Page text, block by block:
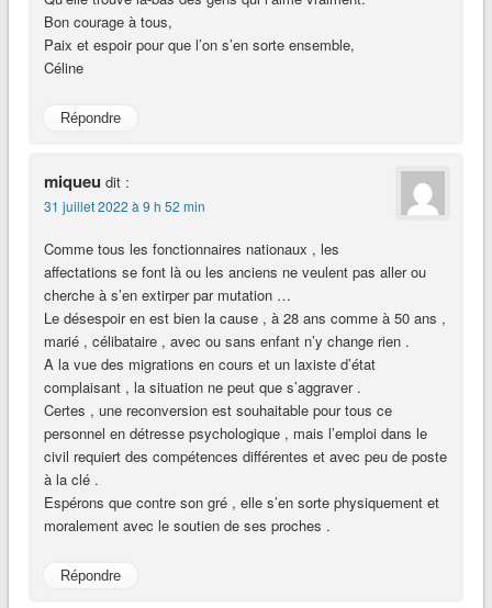
Bon courage à tous,
Paix et espoir pour que l’on s’en sorte ensemble,
Céline
Répondre
miqueu dit :
31 juillet 2022 à 9 h 52 min
Comme tous les fonctionnaires nationaux , les
affectations se font là ou les anciens ne veulent pas aller ou
cherche à s’en extirper par mutation …
Le désespoir en est bien la cause , à 28 ans comme à 50 ans ,
marié , célibataire , avec ou sans enfant n’y change rien .
A la vue des migrations en cours et un laxiste d’état
complaisant , la situation ne peut que s’aggraver .
Certes , une reconversion est souhaitable pour tous ce
personnel en détresse psychologique , mais l’emploi dans le
civil requiert des compétences différentes et avec peu de poste
à la clé .
Espérons que contre son gré , elle s’en sorte physiquement et
moralement avec le soutien de ses proches .
Répondre